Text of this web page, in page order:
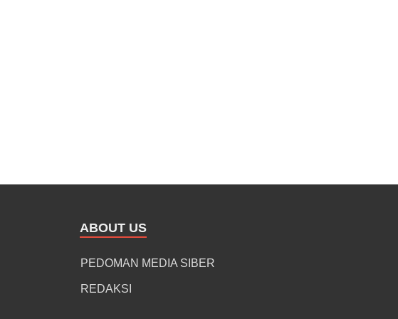
ABOUT US
PEDOMAN MEDIA SIBER
REDAKSI